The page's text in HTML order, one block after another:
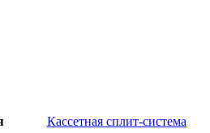
Кассетная сплит-система